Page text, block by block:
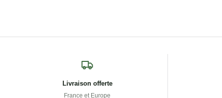
Livraison offerte
France et Europe